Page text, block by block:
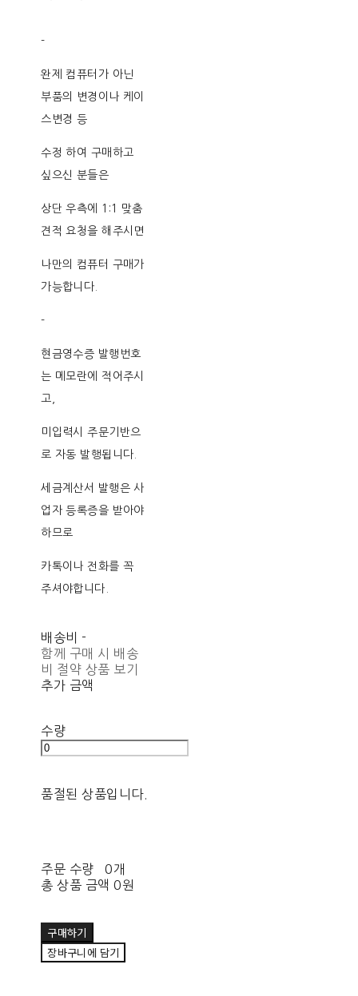
-
완제 컴퓨터가 아닌
부품의 변경이나 케이
스변경 등
수정 하여 구매하고
싶으신 분들은
상단 우측에 1:1 맞춤
견적 요청을 해주시면
나만의 컴퓨터 구매가
가능합니다.
-
현금영수증 발행번호
는 메모란에 적어주시
고,
미입력시 주문기반으
로 자동 발행됩니다.
세금계산서 발행은 사
업자 등록증을 받아야
하므로
카톡이나 전화를 꼭
주셔야합니다.
배송비 -
함께 구매 시 배송
비 절약 상품 보기
추가 금액
수량
품절된 상품입니다.
주문 수량
0개
총 상품 금액 0원
구매하기
장바구니에 담기